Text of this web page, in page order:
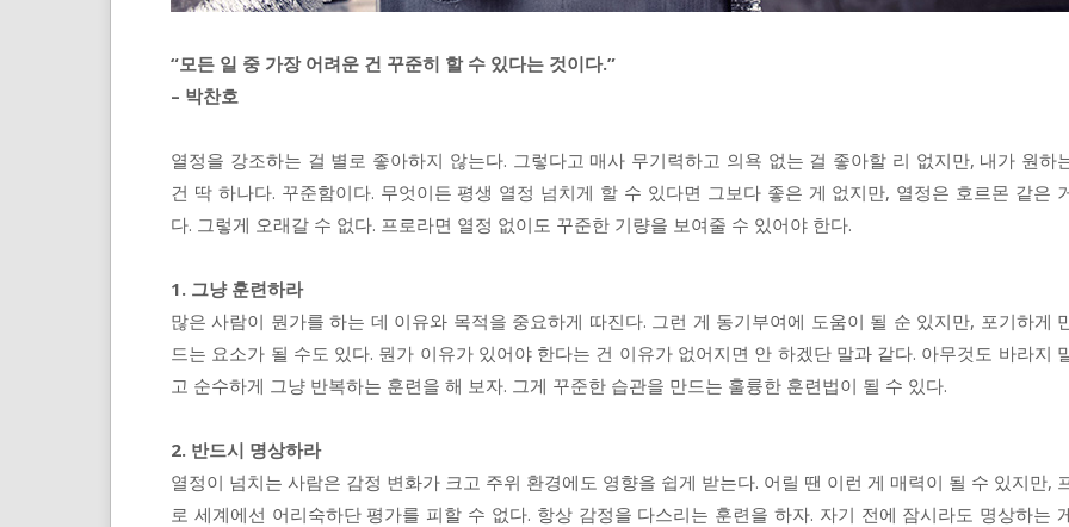
“모든 일 중 가장 어려운 건 꾸준히 할 수 있다는 것이다.”
– 박찬호
열정을 강조하는 걸 별로 좋아하지 않는다. 그렇다고 매사 무기력하고 의욕 없는 걸 좋아할 리 없지만, 내가 원하
건 딱 하나다. 꾸준함이다. 무엇이든 평생 열정 넘치게 할 수 있다면 그보다 좋은 게 없지만, 열정은 호르몬 같은
다. 그렇게 오래갈 수 없다. 프로라면 열정 없이도 꾸준한 기량을 보여줄 수 있어야 한다.
1. 그냥 훈련하라
많은 사람이 뭔가를 하는 데 이유와 목적을 중요하게 따진다. 그런 게 동기부여에 도움이 될 순 있지만, 포기하게
드는 요소가 될 수도 있다. 뭔가 이유가 있어야 한다는 건 이유가 없어지면 안 하겠단 말과 같다. 아무것도 바라지
고 순수하게 그냥 반복하는 훈련을 해 보자. 그게 꾸준한 습관을 만드는 훌륭한 훈련법이 될 수 있다.
2. 반드시 명상하라
열정이 넘치는 사람은 감정 변화가 크고 주위 환경에도 영향을 쉽게 받는다. 어릴 땐 이런 게 매력이 될 수 있지만,
로 세계에선 어리숙하단 평가를 피할 수 없다. 항상 감정을 다스리는 훈련을 하자. 자기 전에 잠시라도 명상하는